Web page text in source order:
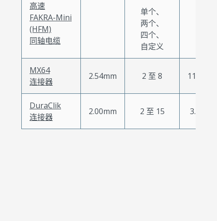
高速
FAKRA-Mini
(HFM)
同轴电缆
单个、
两个、
四个、
自定义
MX64
连接器
2.54mm 2 至 8 11.0A
DuraClik
连接器
2.00mm 2 至 15 3.0A